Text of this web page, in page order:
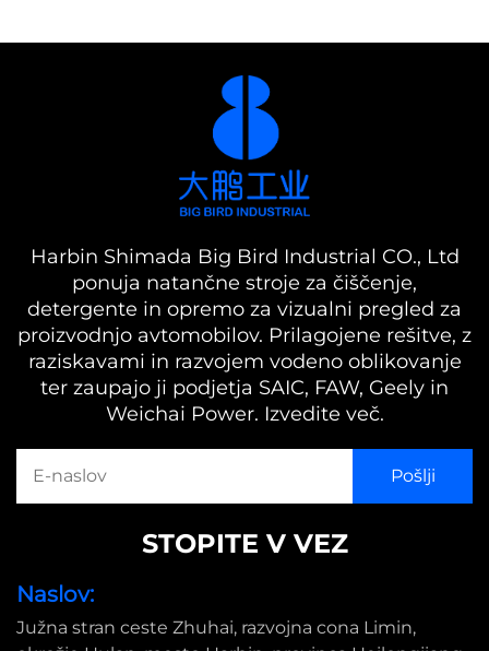
Harbin Shimada Big Bird Industrial CO., Ltd
ponuja natančne stroje za čiščenje,
detergente in opremo za vizualni pregled za
proizvodnjo avtomobilov. Prilagojene rešitve, z
raziskavami in razvojem vodeno oblikovanje
ter zaupajo ji podjetja SAIC, FAW, Geely in
Weichai Power. Izvedite več.
STOPITE V VEZ
Naslov:
Južna stran ceste Zhuhai, razvojna cona Limin,